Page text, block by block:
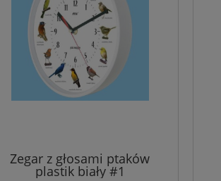
Zegar z głosami ptaków
plastik biały #1